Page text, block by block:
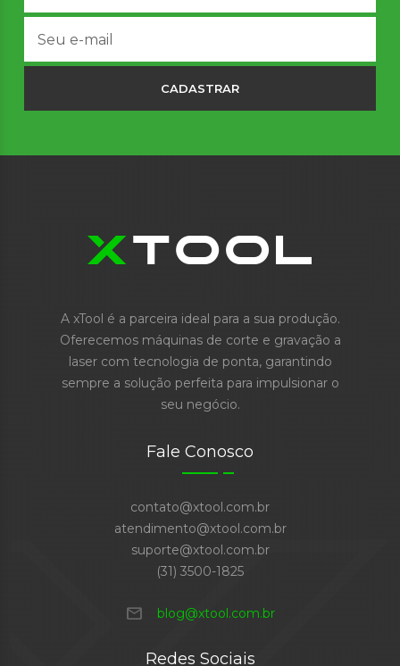
CADASTRAR
A xTool é a parceira ideal para a sua produção.
Oferecemos máquinas de corte e gravação a
laser com tecnologia de ponta, garantindo
sempre a solução perfeita para impulsionar o
seu negócio.
Fale Conosco
contato@xtool.com.br
atendimento@xtool.com.br
suporte@xtool.com.br
(31) 3500-1825
mail blog@xtool.com.br
Redes Sociais